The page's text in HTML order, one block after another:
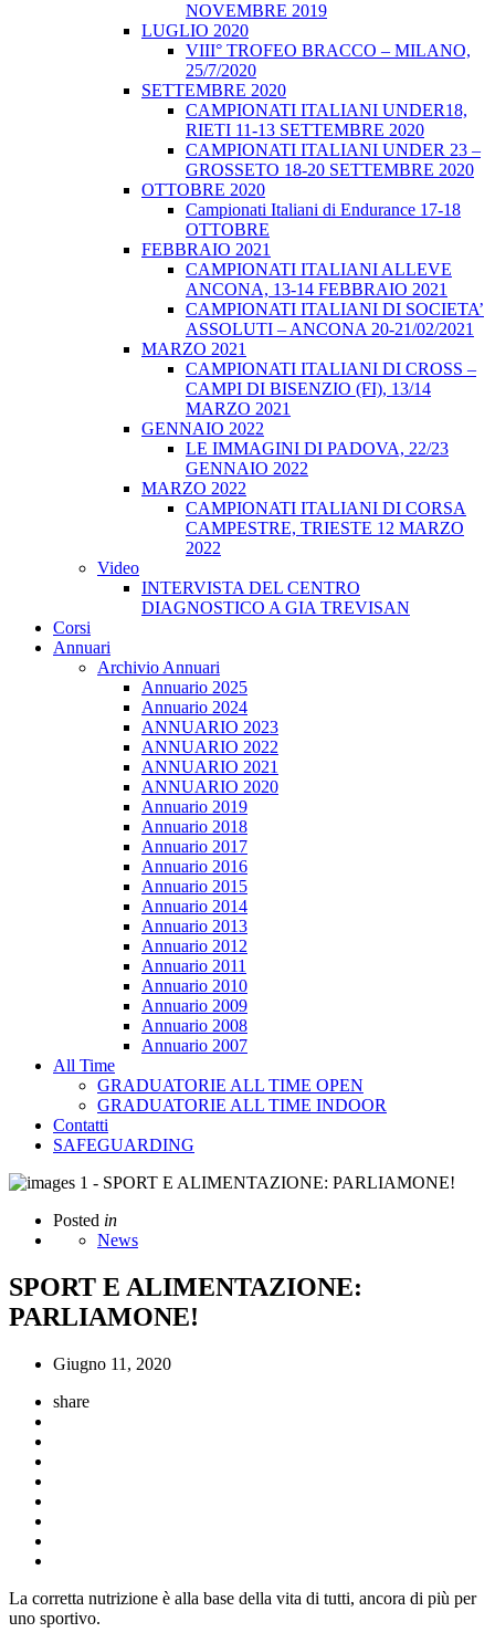
NOVEMBRE 2019
LUGLIO 2020
VIII° TROFEO BRACCO – MILANO,
25/7/2020
SETTEMBRE 2020
CAMPIONATI ITALIANI UNDER18,
RIETI 11-13 SETTEMBRE 2020
CAMPIONATI ITALIANI UNDER 23 –
GROSSETO 18-20 SETTEMBRE 2020
OTTOBRE 2020
Campionati Italiani di Endurance 17-18
OTTOBRE
FEBBRAIO 2021
CAMPIONATI ITALIANI ALLEVE
ANCONA, 13-14 FEBBRAIO 2021
CAMPIONATI ITALIANI DI SOCIETA’
ASSOLUTI – ANCONA 20-21/02/2021
MARZO 2021
CAMPIONATI ITALIANI DI CROSS –
CAMPI DI BISENZIO (FI), 13/14
MARZO 2021
GENNAIO 2022
LE IMMAGINI DI PADOVA, 22/23
GENNAIO 2022
MARZO 2022
CAMPIONATI ITALIANI DI CORSA
CAMPESTRE, TRIESTE 12 MARZO
2022
Video
INTERVISTA DEL CENTRO
DIAGNOSTICO A GIA TREVISAN
Corsi
Annuari
Archivio Annuari
Annuario 2025
Annuario 2024
ANNUARIO 2023
ANNUARIO 2022
ANNUARIO 2021
ANNUARIO 2020
Annuario 2019
Annuario 2018
Annuario 2017
Annuario 2016
Annuario 2015
Annuario 2014
Annuario 2013
Annuario 2012
Annuario 2011
Annuario 2010
Annuario 2009
Annuario 2008
Annuario 2007
All Time
GRADUATORIE ALL TIME OPEN
GRADUATORIE ALL TIME INDOOR
Contatti
SAFEGUARDING
Posted in
News
SPORT E ALIMENTAZIONE:
PARLIAMONE!
Giugno 11, 2020
share
La corretta nutrizione è alla base della vita di tutti, ancora di più per
uno sportivo.